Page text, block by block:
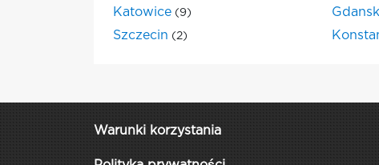
Katowice (9) Gdansk
Szczecin (2)
Warunki korzystania